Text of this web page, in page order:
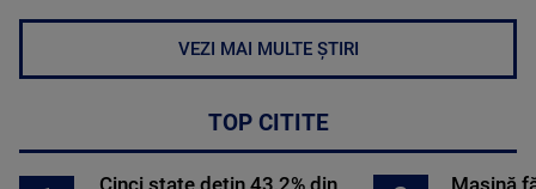
VEZI MAI MULTE ȘTIRI
TOP CITITE
Cinci state dețin 43,2% din
Mașină